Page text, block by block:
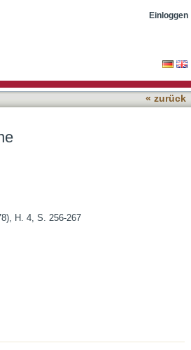
Einloggen
« zurück
H. 4, S. 256-267